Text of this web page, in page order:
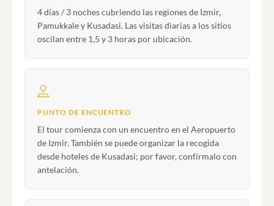
4 días / 3 noches cubriendo las regiones de Izmir,
Pamukkale y Kusadasi. Las visitas diarias a los sitios
oscilan entre 1,5 y 3 horas por ubicación.
PUNTO DE ENCUENTRO
El tour comienza con un encuentro en el Aeropuerto
de Izmir. También se puede organizar la recogida
desde hoteles de Kusadasi; por favor, confírmalo con
antelación.